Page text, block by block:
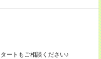
トもご相談ください♪